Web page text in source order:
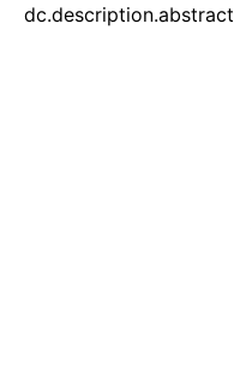
dc.description.abstract